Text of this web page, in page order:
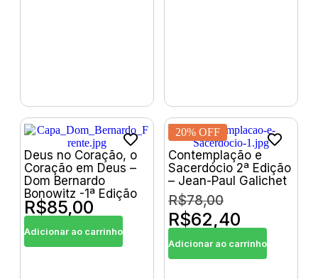
Deus no Coração, o
Coração em Deus –
Dom Bernardo
Bonowitz -1ª Edição
R$85,00
Adicionar ao carrinho
20% OFF
Contemplação e
Sacerdócio 2ª Edição
– Jean-Paul Galichet
R$78,00
R$62,40
Adicionar ao carrinho